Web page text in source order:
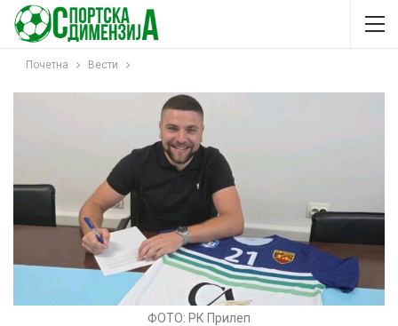
Почетна Вести
ФОТО: РК Прилеп